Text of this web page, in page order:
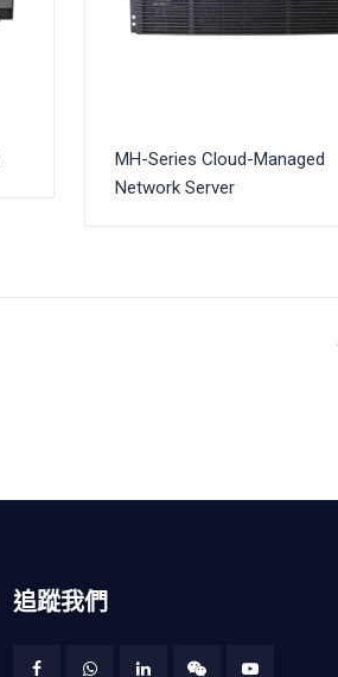
MH-Series Cloud-Managed
Network Server
追蹤我們